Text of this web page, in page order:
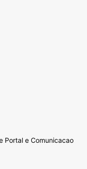
Portal e Comunicacao